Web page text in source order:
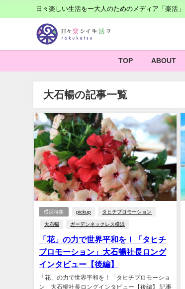
日々楽しい生活をー大人のためのメディア「楽活」
TOP ABOUT
大石暢の記事一覧
横浜特集 pickup タヒチプロモーション
大石暢 ガーデンネックレス横浜
「花」の力で世界平和を！「タヒチ
プロモーション」大石暢社長ロング
インタビュー【後編】
「花」の力で世界平和を！「タヒチプロモーショ
ン」大石暢社長ロングインタビュー【後編】 記事